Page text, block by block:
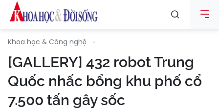
Khoa học & Công nghệ
[GALLERY] 432 robot Trung
Quốc nhấc bổng khu phố cổ
7.500 tấn gây sốc